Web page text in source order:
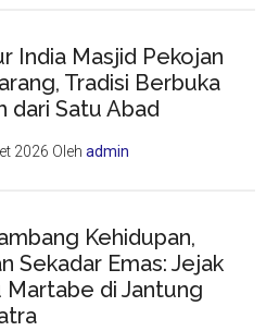
India Masjid Pekojan
Tradisi Berbuka
dari Satu Abad
2026 Olehadmin
Kehidupan,
Sekadar Emas: Jejak
Martabe di Jantung